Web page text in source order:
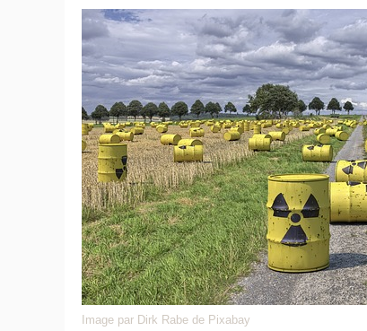
Image par Dirk Rabe de Pixabay